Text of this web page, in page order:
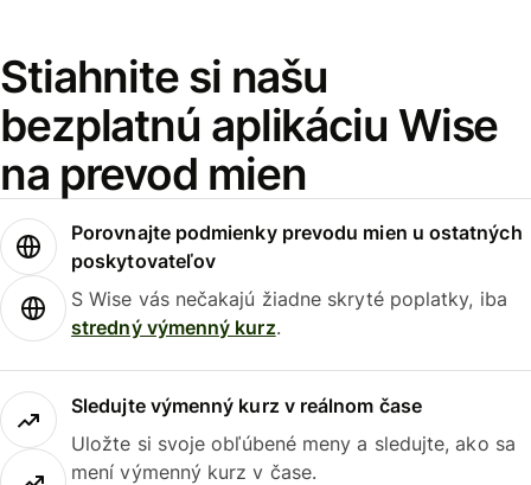
Stiahnite si našu
bezplatnú aplikáciu Wise
na prevod mien
Porovnajte podmienky prevodu mien u ostatných
poskytovateľov
S Wise vás nečakajú žiadne skryté poplatky, iba
stredný výmenný kurz.
Sledujte výmenný kurz v reálnom čase
Uložte si svoje obľúbené meny a sledujte, ako sa
mení výmenný kurz v čase.